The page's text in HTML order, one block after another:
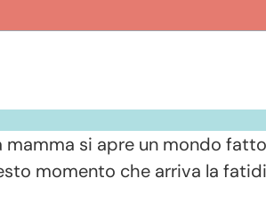
mamma si apre un mondo
momento che arriva la